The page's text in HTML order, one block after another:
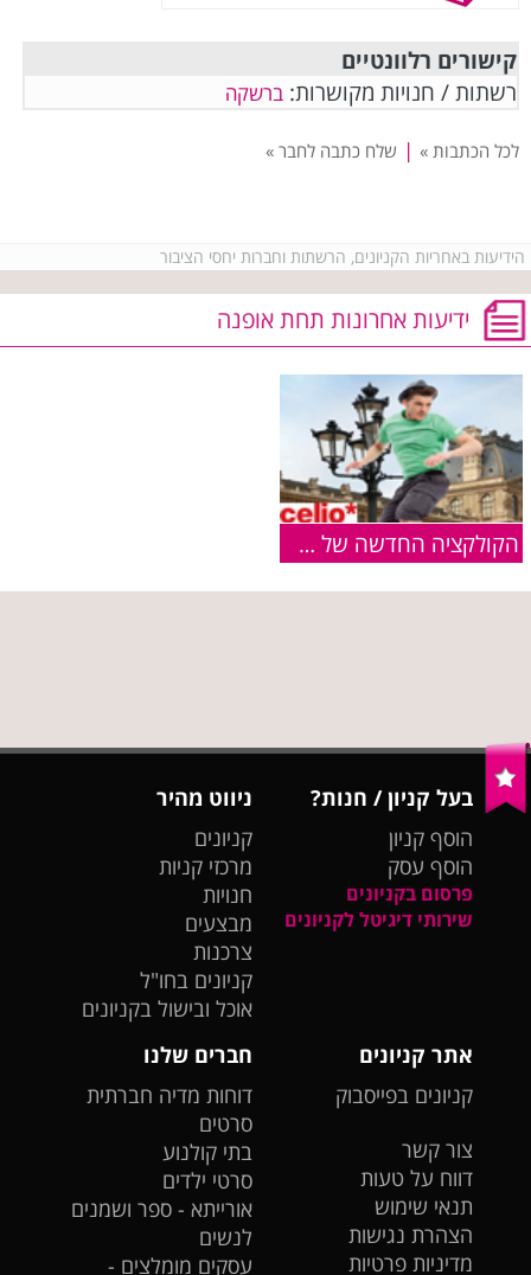
קישורים רלוונטיים
רשתות / חנויות מקושרות: ברשקה
לכל הכתבות » | שלח כתבה לחבר »
הידיעות באחריות הקניונים, הרשתות וחברות יחסי הציבור
ידיעות אחרונות תחת אופנה
הקולקציה החדשה של CELIO עכשיו בחנויות
בעל קניון / חנות?
הוסף קניון
הוסף עסק
פרסום בקניונים
שירותי דיגיטל לקניונים
ניווט מהיר
קניונים
מרכזי קניות
חנויות
מבצעים
צרכנות
קניונים בחו"ל
אוכל ובישול בקניונים
אתר קניונים
קניונים בפייסבוק
צור קשר
דווח על טעות
תנאי שימוש
הצהרת נגישות
מדיניות פרטיות
חברים שלנו
דוחות מדיה חברתית
סרטים
בתי קולנוע
סרטי ילדים
אורייתא - ספר ושמנים
לנשים
עסקים מומלצים -